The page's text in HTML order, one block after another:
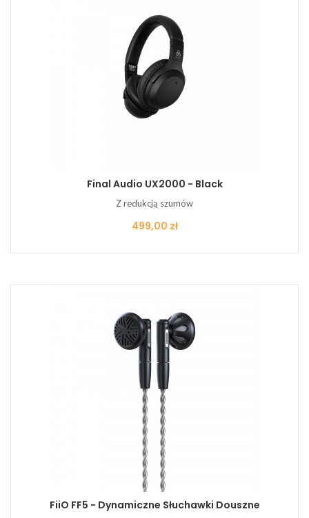
Final Audio UX2000 - Black
Z redukcją szumów
Cena
499,00 zł
FiiO FF5 - Dynamiczne Słuchawki Douszne